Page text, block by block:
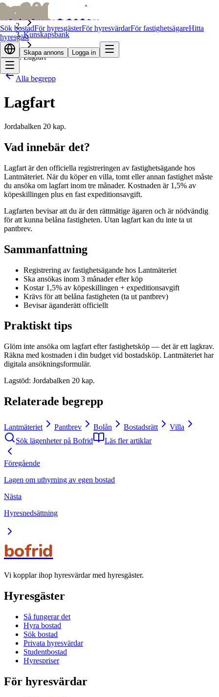
bofridbofrid
Sök bostadFör hyresgästerFör hyresvärdarFör fastighetsägareHitta
hyresgäst
Skapa annons Logga in
Kunskapsbank
Lagfart
Alla begrepp
Lagfart
Jordabalken 20 kap.
Vad innebär det?
Lagfart är den officiella registreringen av fastighetsägande hos
Lantmäteriet. När du köper en villa, tomt eller annan fastighet måste
du ansöka om lagfart inom tre månader. Kostnaden är 1,5% av
köpeskillingen plus en fast expeditionsavgift.
Lagfarten bevisar att du är den rättmätige ägaren och är nödvändig
för att kunna belåna fastigheten. Utan lagfart kan du inte ta ut
pantbrev.
Sammanfattning
Registrering av fastighetsägande hos Lantmäteriet
Ska ansökas inom 3 månader efter köp
Kostar 1,5% av köpeskillingen + expeditionsavgift
Krävs för att belåna fastigheten (ta ut pantbrev)
Bevisar äganderätt officiellt
Praktiskt tips
Glöm inte ansöka om lagfart efter fastighetsköp — det är ett lagkrav.
Räkna med kostnaden i din budget vid bostadsköp. Lantmäteriet har
digitala ansökningsformulär.
Lagstöd: Jordabalken 20 kap.
Relaterade begrepp
Lantmäteriet Pantbrev Bolån Bostadsrätt
Villa
Sök lägenheter på Bofrid
Läs fler artiklar
Föregående
Lagen om uthyrning av egen bostad
Nästa
Hyresnedsättning
bofrid
Vi kopplar ihop hyresvärdar med hyresgäster.
Hyresgäster
Så fungerar det
Hyra bostad
Sök bostad
Privata hyresvärdar
Studentbostad
Hyrespriser
För hyresvärdar